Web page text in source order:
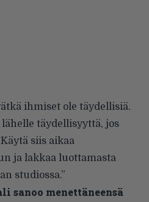
ihmiset ole täydellisiä.
täydellisyyttä, jos
siis aikaa
ja lakkaa luottamasta
studiossa.”
sanoo menettäneensä